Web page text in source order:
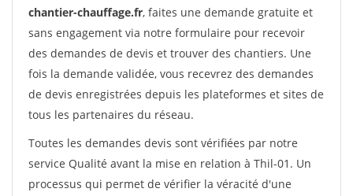
chantier-chauffage.fr, faites une demande gratuite et
sans engagement via notre formulaire pour recevoir
des demandes de devis et trouver des chantiers. Une
fois la demande validée, vous recevrez des demandes
de devis enregistrées depuis les plateformes et sites de
tous les partenaires du réseau.
Toutes les demandes devis sont vérifiées par notre
service Qualité avant la mise en relation à Thil-01. Un
processus qui permet de vérifier la véracité d'une